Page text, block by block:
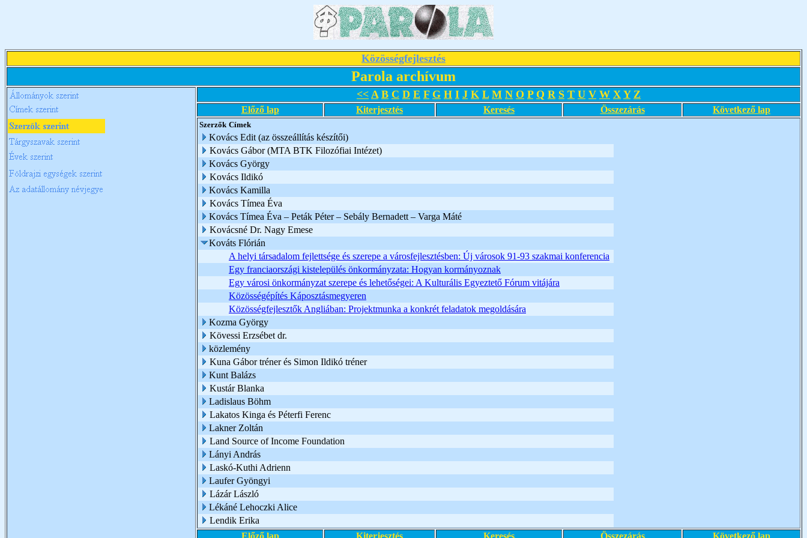
Közösségfejlesztés
Parola archívum
<< A B C D E F G H I J K L M N O P Q R S T U V W X Y Z
Előző lap Kiterjesztés Keresés Összezárás Következő lap
Szerzők Címek
Kovács Edit (az összeállítás készítői)
Kovács Gábor (MTA BTK Filozófiai Intézet)
Kovács György
Kovács Ildikó
Kovács Kamilla
Kovács Tímea Éva
Kovács Tímea Éva – Peták Péter – Sebály Bernadett – Varga Máté
Kovácsné Dr. Nagy Emese
Kováts Flórián
A helyi társadalom fejlettsége és szerepe a városfejlesztésben: Új városok 91-93 szakmai konferencia
Egy franciaországi kistelepülés önkormányzata: Hogyan kormányoznak
Egy városi önkormányzat szerepe és lehetőségei: A Kulturális Egyeztető Fórum vitájára
Közösségépítés Káposztásmegyeren
Közösségfejlesztők Angliában: Projektmunka a konkrét feladatok megoldására
Kozma György
Kövessi Erzsébet dr.
közlemény
Kuna Gábor tréner és Simon Ildikó tréner
Kunt Balázs
Kustár Blanka
Ladislaus Böhm
Lakatos Kinga és Péterfi Ferenc
Lakner Zoltán
Land Source of Income Foundation
Lányi András
Laskó-Kuthi Adrienn
Laufer Gyöngyi
Lázár László
Lékáné Lehoczki Alice
Lendik Erika
Előző lap
Kiterjesztés Keresés Összezárás Következő lap